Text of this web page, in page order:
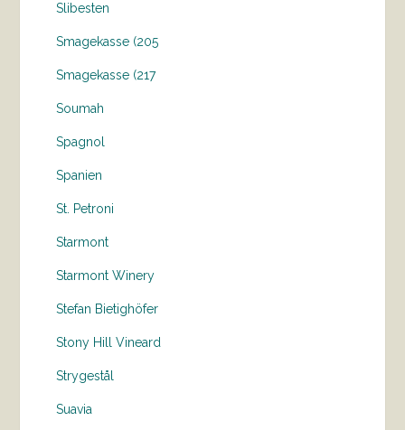
Slibesten
Smagekasse (205
Smagekasse (217
Soumah
Spagnol
Spanien
St. Petroni
Starmont
Starmont Winery
Stefan Bietighöfer
Stony Hill Vineard
Strygestål
Suavia